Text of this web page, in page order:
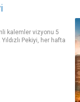
kalemler vizyonu 5
Pekiyi, her hafta